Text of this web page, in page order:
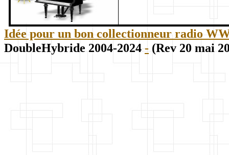
Idée pour un bon collectionneur radio
DoubleHybride 2004-2024 -(Rev 20 mai